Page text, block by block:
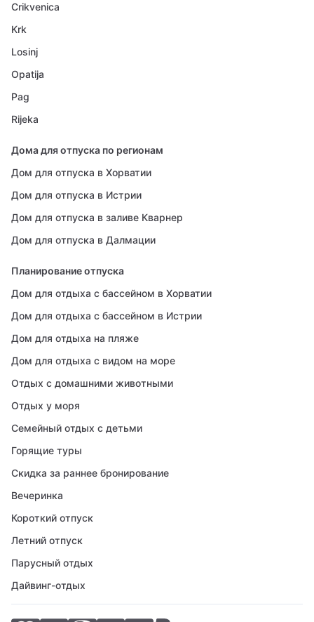
Crikvenica
Krk
Losinj
Opatija
Pag
Rijeka
Дома для отпуска по регионам
Дом для отпуска в Хорватии
Дом для отпуска в Истрии
Дом для отпуска в заливе Кварнер
Дом для отпуска в Далмации
Планирование отпуска
Дом для отдыха с бассейном в Хорватии
Дом для отдыха с бассейном в Истрии
Дом для отдыха на пляже
Дом для отдыха с видом на море
Отдых с домашними животными
Отдых у моря
Семейный отдых с детьми
Горящие туры
Скидка за раннее бронирование
Вечеринка
Короткий отпуск
Летний отпуск
Парусный отдых
Дайвинг-отдых